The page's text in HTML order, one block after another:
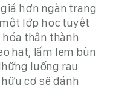
hơn ngàn trang
lớp học tuyệt
thân thành
hạt, lấm lem bùn
luống rau
cơ sẽ đánh